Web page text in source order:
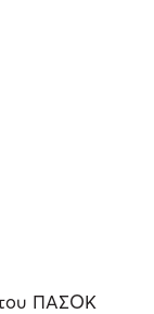
ΠΑΣΟΚ